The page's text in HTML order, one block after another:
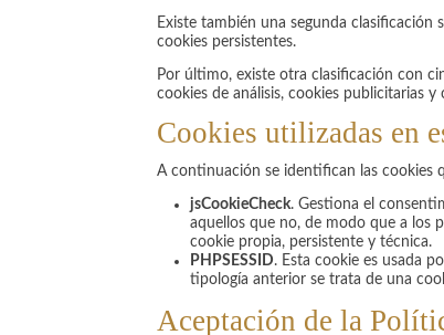
Existe también una segunda clasificación
cookies persistentes.
Por último, existe otra clasificación con
cookies de análisis, cookies publicitarias
Cookies utilizadas en
A continuación se identifican las cookies
jsCookieCheck. Gestiona el
aquellos que no, de modo que a los
cookie propia, persistente y técnica.
PHPSESSID. Esta cookie es usada
tipología anterior se trata de una
Aceptación de la